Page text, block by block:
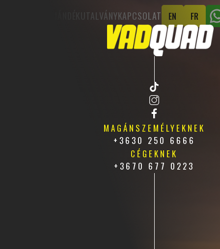
AJÁNDÉKUTALVÁNYKAPCSOLAT EN FR
MAGÁNSZEMÉLYEKNEK
+3630 250 6666
CÉGEKNEK
+3670 677 0223